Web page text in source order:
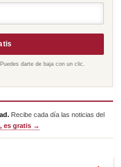
darte de baja con un clic.
Recibe cada día las noticias del
es gratis →